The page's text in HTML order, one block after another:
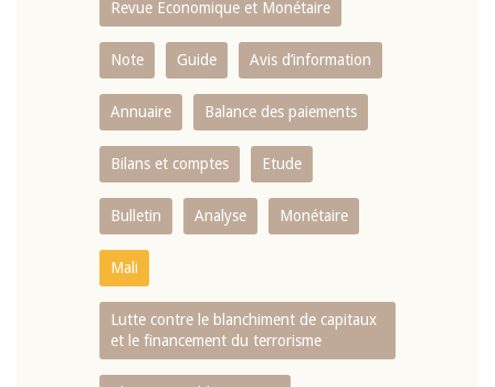
Revue Economique et Monétaire
Note Guide Avis d’information
Annuaire Balance des paiements
Bilans et comptes Etude
Bulletin Analyse Monétaire
Mali
Lutte contre le blanchiment de capitaux
et le financement du terrorisme